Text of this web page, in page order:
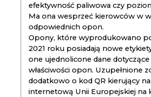
efektywność paliwowa czy
Ma ona wesprzeć kierowców w
odpowiednich opon.
Opony, które wyprodukowano
2021 roku posiadają nowe
one ujednolicone dane dotyczące
właściwości opon. Uzupełnione
dodatkowo o kod QR kierujący
internetową Unii Europejskiej na